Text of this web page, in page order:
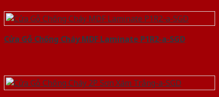
Cửa Gỗ Chống Cháy MDF Laminate P1R2-a-SGD